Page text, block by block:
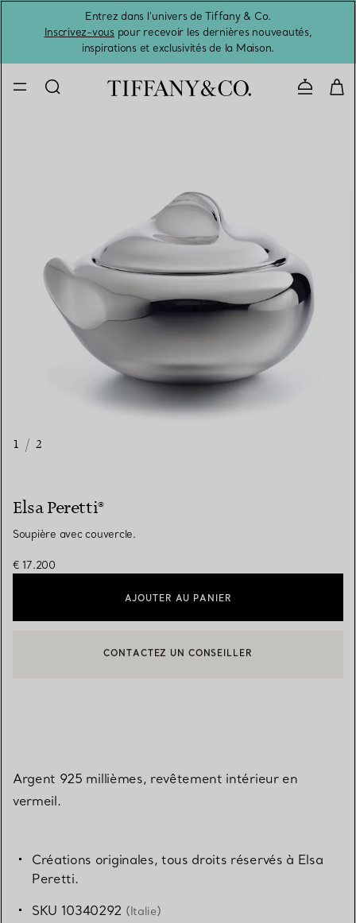
Entrez dans l’univers de Tiffany & Co.
Inscrivez-vouspour recevoir les dernières nouveautés,
inspirations et exclusivités de la Maison.
1 / 2
Elsa Peretti®
Soupière avec couvercle.
€ 17.200
AJOUTER AU PANIER
Argent 925 millièmes, revêtement intérieur en
vermeil.
Créations originales, tous droits réservés à Elsa
Peretti.
SKU 10340292 (Italie)